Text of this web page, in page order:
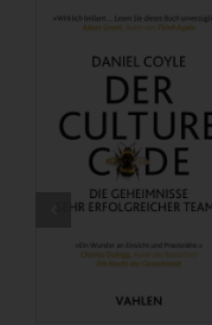
Buchbesprechung:
NOW – Schneider, L.
Juli 24th, 2026 | 0
Kommentare
Hinterlasse